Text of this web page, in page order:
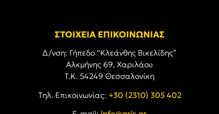
ΣΤΟΙΧΕΙΑ ΕΠΙΚΟΙΝΩΝΙΑΣ
Δ/νση: Γήπεδο “Κλεάνθης Βικελίδης”
Αλκμήνης 69, Χαριλάου
Τ.Κ. 54249 Θεσσαλονίκη
Tηλ. Επικοινωνίας: +30 (2310) 305 402